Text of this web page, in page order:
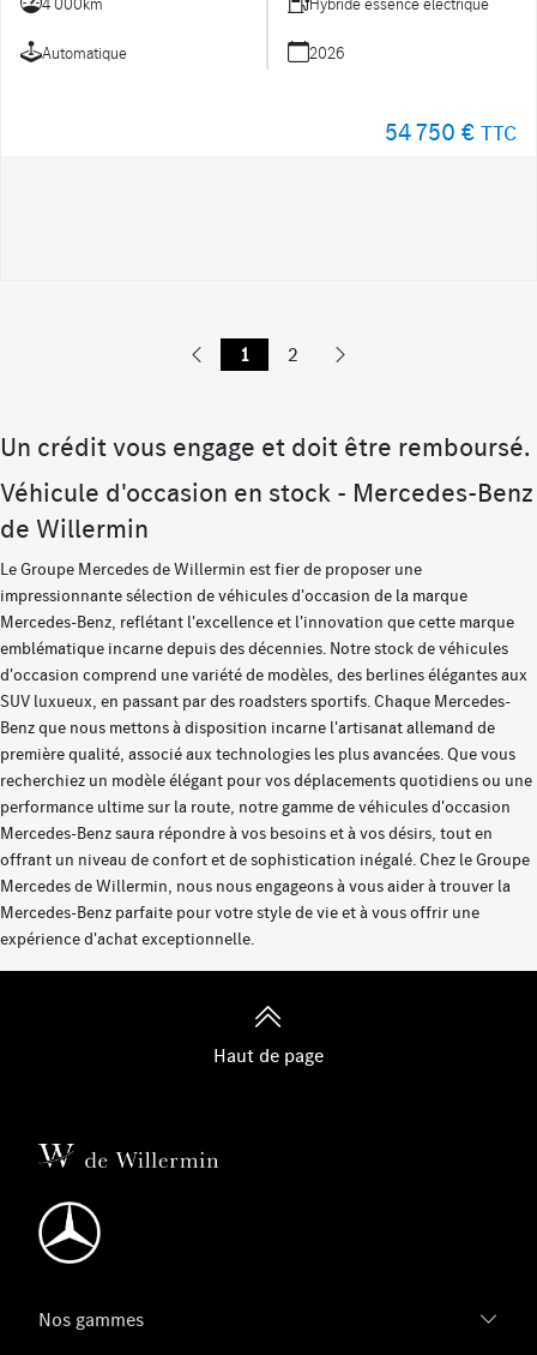
Automatique 2026
54 750 € TTC
1 2
Un crédit vous engage et doit être remboursé.
Véhicule d'occasion en stock - Mercedes-Benz
de Willermin
Le Groupe Mercedes de Willermin est fier de proposer une
impressionnante sélection de véhicules d'occasion de la marque
Mercedes-Benz, reflétant l'excellence et l'innovation que cette marque
emblématique incarne depuis des décennies. Notre stock de véhicules
d'occasion comprend une variété de modèles, des berlines élégantes aux
SUV luxueux, en passant par des roadsters sportifs. Chaque Mercedes-
Benz que nous mettons à disposition incarne l'artisanat allemand de
première qualité, associé aux technologies les plus avancées. Que vous
recherchiez un modèle élégant pour vos déplacements quotidiens ou une
performance ultime sur la route, notre gamme de véhicules d'occasion
Mercedes-Benz saura répondre à vos besoins et à vos désirs, tout en
offrant un niveau de confort et de sophistication inégalé. Chez le Groupe
Mercedes de Willermin, nous nous engageons à vous aider à trouver la
Mercedes-Benz parfaite pour votre style de vie et à vous offrir une
expérience d'achat exceptionnelle.
Haut de page
Nos gammes